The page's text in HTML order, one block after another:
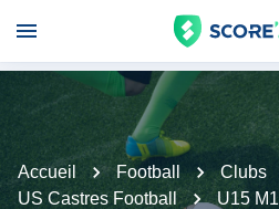
Accueil Football Clubs
US Castres Football
U15 M1